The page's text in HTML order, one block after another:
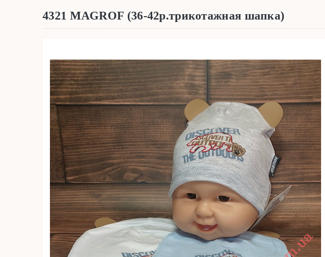
4321 MAGROF (36-42р.трикотажная шапка)